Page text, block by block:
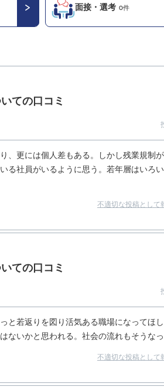
面接・選考 0件
ての口コミ
、更には個人差もある。しかし残業規制
る社員がいるように思う。若年層はいろ
不適切な投稿として
ての口コミ
と若返りを図り活気ある職場になってほ
ないかと思われる。社会の流れもそうなっ
不適切な投稿として